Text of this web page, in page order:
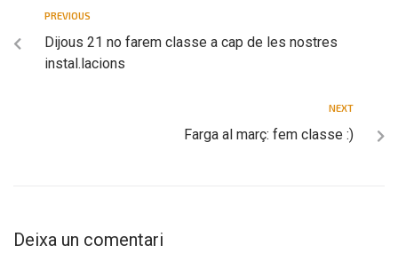
PREVIOUS
Dijous 21 no farem classe a cap de les nostres
instal.lacions
NEXT
Farga al març: fem classe :)
Deixa un comentari